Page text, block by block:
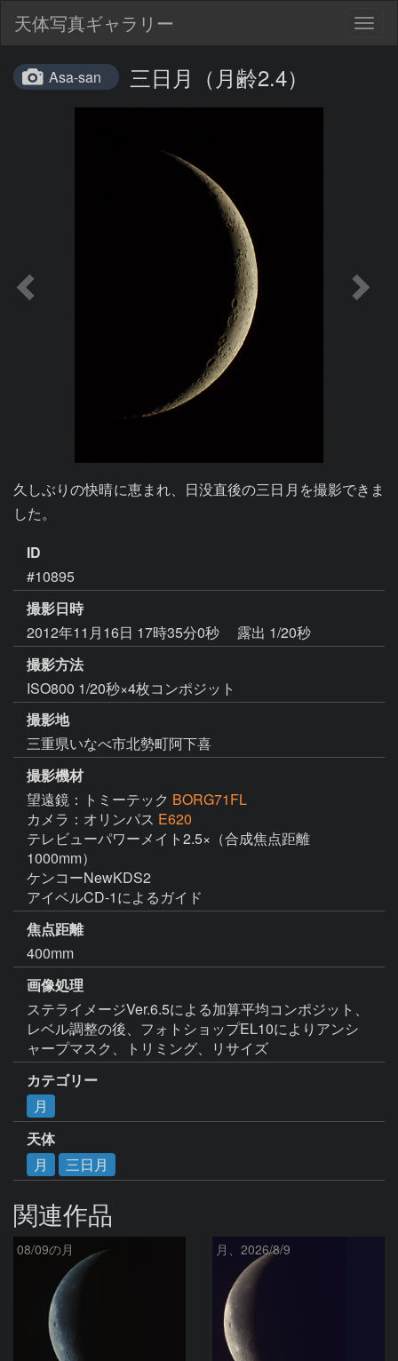
天体写真ギャラリー
Asa-san 三日月（月齢2.4）
久しぶりの快晴に恵まれ、日没直後の三日月を撮影できま
した。
ID
#10895
撮影日時
2012年11月16日 17時35分0秒
露出 1/20秒
撮影方法
ISO800 1/20秒×4枚コンポジット
撮影地
三重県いなべ市北勢町阿下喜
撮影機材
望遠鏡：トミーテック BORG71FL
カメラ：オリンパス E620
テレビューパワーメイト2.5×（合成焦点距離
1000mm）
ケンコーNewKDS2
アイベルCD-1によるガイド
焦点距離
400mm
画像処理
ステライメージVer.6.5による加算平均コンポジット、
レベル調整の後、フォトショップEL10によりアンシ
ャープマスク、トリミング、リサイズ
カテゴリー
月
天体
月
三日月
関連作品
08/09の月 月、2026/8/9